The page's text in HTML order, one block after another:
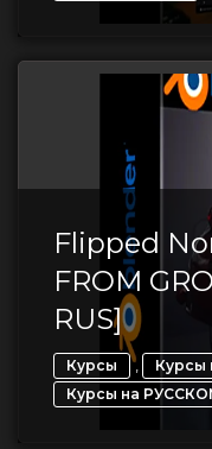
Flipped
FROM
RUS]
Курсы , Курсы
Курсы на